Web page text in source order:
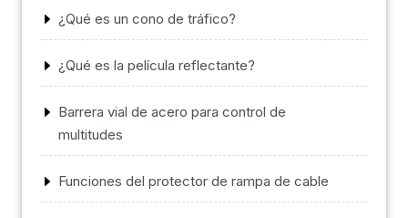
¿Qué es un cono de tráfico?
¿Qué es la película reflectante?
Barrera vial de acero para control de
multitudes
Funciones del protector de rampa de cable